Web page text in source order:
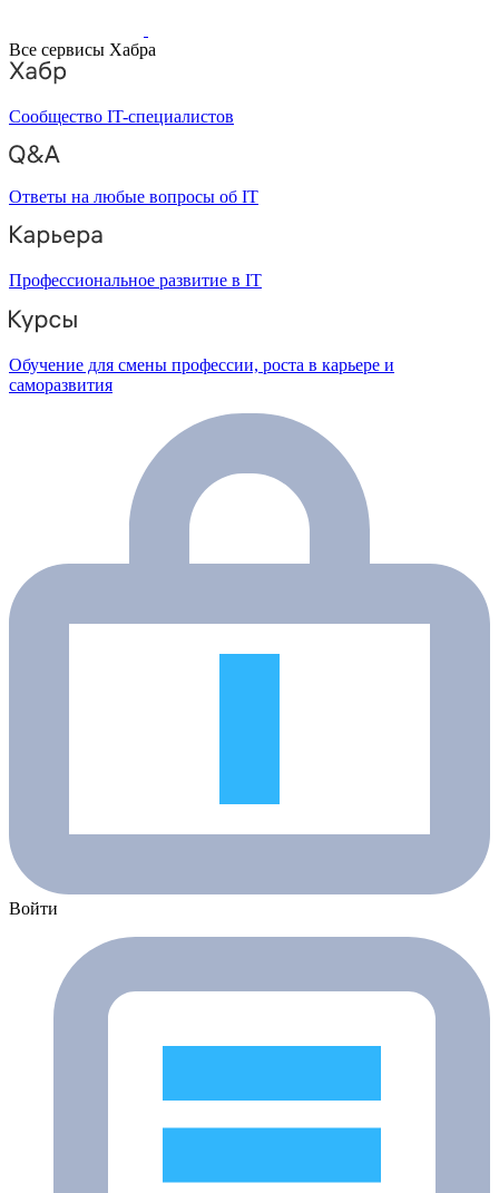
Все сервисы Хабра
Сообщество IT-специалистов
Ответы на любые вопросы об IT
Профессиональное развитие в IT
Обучение для смены профессии, роста в карьере и
саморазвития
Войти